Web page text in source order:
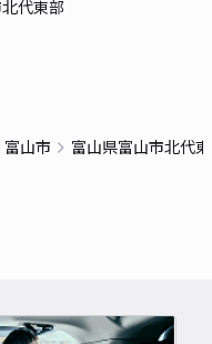
代東部
富山市 富山県富山市北代